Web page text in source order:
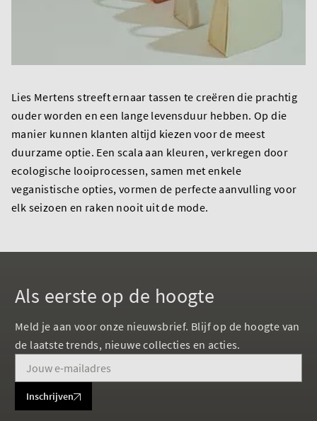
Lies Mertens streeft ernaar tassen te creëren die prachtig
ouder worden en een lange levensduur hebben. Op die
manier kunnen klanten altijd kiezen voor de meest
duurzame optie. Een scala aan kleuren, verkregen door
ecologische looiprocessen, samen met enkele
veganistische opties, vormen de perfecte aanvulling voor
elk seizoen en raken nooit uit de mode.
Als eerste op de hoogte
Meld je aan voor onze nieuwsbrief. Blijf op de hoogte van
de laatste trends, nieuwe collecties en acties.
Inschrijven